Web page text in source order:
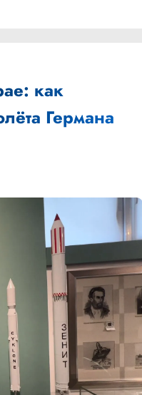
как
Германа